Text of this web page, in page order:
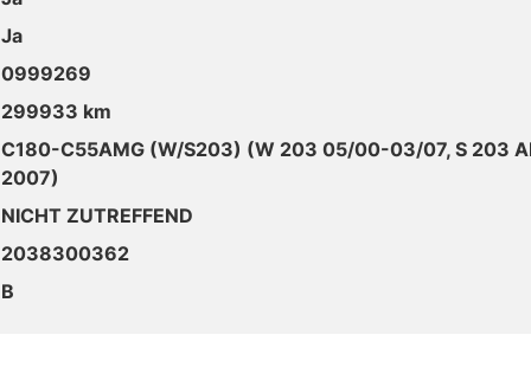
Ja
0999269
299933 km
C180-C55AMG (W/S203) (W 203 05/00-03/07, S 203
2007)
NICHT ZUTREFFEND
2038300362
B